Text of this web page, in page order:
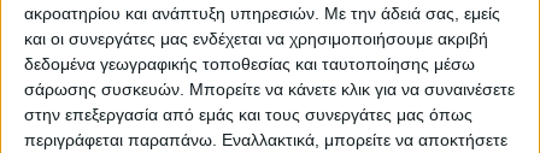
ακροατηρίου και ανάπτυξη υπηρεσιών. Με την άδειά σας, εμείς
και οι συνεργάτες μας ενδέχεται να χρησιμοποιήσουμε ακριβή
δεδομένα γεωγραφικής τοποθεσίας και ταυτοποίησης μέσω
σάρωσης συσκευών. Μπορείτε να κάνετε κλικ για να συναινέσετε
στην επεξεργασία από εμάς και τους συνεργάτες μας όπως
περιγράφεται παραπάνω. Εναλλακτικά, μπορείτε να αποκτήσετε
Χωριών Καρδίτσας. Επί του θέματος
τοποθετήθηκε ο Πρόεδρος της Ένωσης
Βασίλης Τσαντήλας. Η παραχώρηση γίνεται
για χρονικό διάστημα 15 ετών.